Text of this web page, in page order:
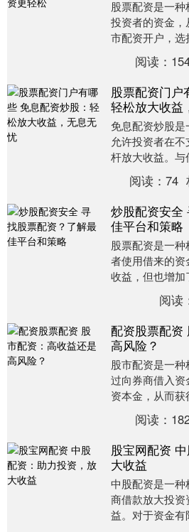
股票配资是一
投资者的资金
市配资开户，
关重要，以确
降低投资....
阅读：
股票配资门户
轻松放大收益
免息配资炒股
允许投资者在
杆放大收益。
无需支付利息
入囊中。 这些
阅读：74
炒股配资安全
佳平台和策略
股票配资是一
者使用借来的
收益，但也增加
供高达1:10的
充分利用市....
阅读
配资股票配资
高风险？
股市配资是一
过向券商借入
资本金，从而
资也伴随着较
优势在于杠杆放
阅读：
股宝网配资
大收益
中股配资是一
商借款放大投
益。对于资金